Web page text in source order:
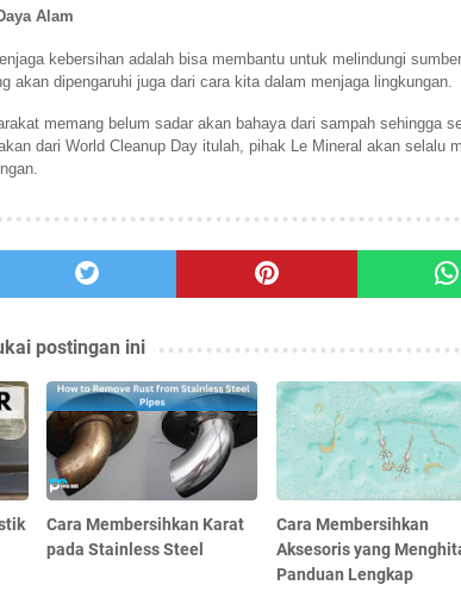
Alam
kebersihan adalah bisa membantu untuk melindungi
akan dipengaruhi juga dari cara kita dalam menjaga lingkungan.
memang belum sadar akan bahaya dari sampah sehingga
dari World Cleanup Day itulah, pihak Le Mineral akan selalu
postingan ini
Cara Membersihkan Karat
pada Stainless Steel
Cara Membersihkan
Aksesoris yang
Panduan Lengkap